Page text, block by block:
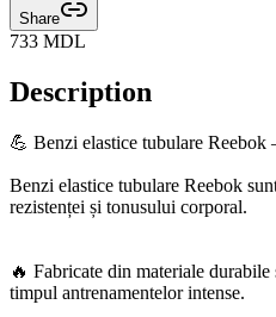
Share
733 MDL
Description
💪 Benzi elastice tubulare
Benzi elastice tubulare Reebok
rezistenței și tonusului corporal.
🔥 Fabricate din materiale
timpul antrenamentelor intense.